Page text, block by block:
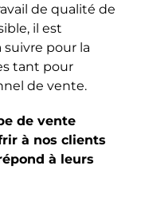
de qualité de
il est
pour la
tant pour
de vente.
de vente
à nos clients
à leurs